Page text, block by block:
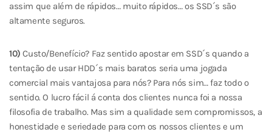
assim que além de rápidos… muito rápidos… os SSD´s são
altamente seguros.
10) Custo/Benefício? Faz sentido apostar em SSD´s quando a
tentação de usar HDD´s mais baratos seria uma jogada
comercial mais vantajosa para nós? Para nós sim… faz todo o
sentido. O lucro fácil á conta dos clientes nunca foi a nossa
filosofia de trabalho. Mas sim a qualidade sem compromissos, a
honestidade e seriedade para com os nossos clientes e um